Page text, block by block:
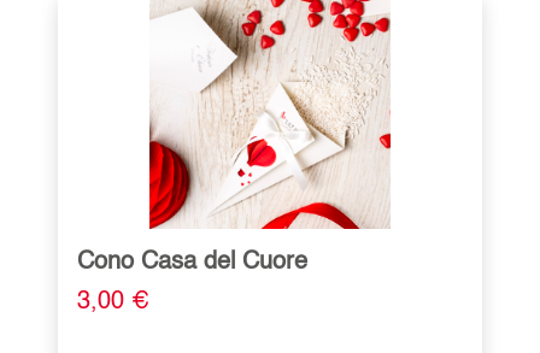
Cono Casa del Cuore
3,00 €